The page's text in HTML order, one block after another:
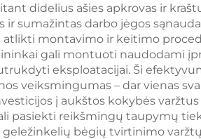
didelius ašies apkrovas ir
sumažintas darbo jėgos
montavimo ir keitimo
gali montuoti naudodami
eksploatacijai. Ši
veiksmingumas – dar vienas
į aukštos kokybės
pasiekti reikšmingų taupymų
bėgių tvirtinimo